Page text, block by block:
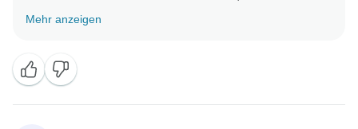
Mehr anzeigen